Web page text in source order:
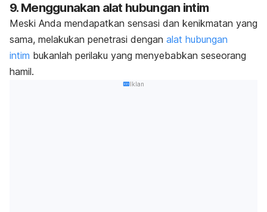
9. Menggunakan alat hubungan intim
Meski Anda mendapatkan sensasi dan kenikmatan yang
sama, melakukan penetrasi dengan alat hubungan
intim bukanlah perilaku yang menyebabkan seseorang
hamil.
Iklan